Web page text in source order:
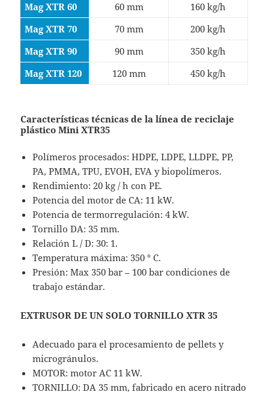
Mag XTR 60
60 mm
160 kg/h
Mag XTR 70
70 mm
200 kg/h
Mag XTR 90
90 mm
350 kg/h
Mag XTR 120
120 mm 450 kg/h
Características técnicas de la línea de reciclaje
plástico Mini XTR35
Polímeros procesados: HDPE, LDPE, LLDPE, PP,
PA, PMMA, TPU, EVOH, EVA y biopolímeros.
Rendimiento: 20 kg / h con PE.
Potencia del motor de CA: 11 kW.
Potencia de termorregulación: 4 kW.
Tornillo DA: 35 mm.
Relación L / D: 30: 1.
Temperatura máxima: 350 ° C.
Presión: Max 350 bar – 100 bar condiciones de
trabajo estándar.
EXTRUSOR DE UN SOLO TORNILLO XTR 35
Adecuado para el procesamiento de pellets y
microgránulos.
MOTOR: motor AC 11 kW.
TORNILLO: DA 35 mm, fabricado en acero nitrado